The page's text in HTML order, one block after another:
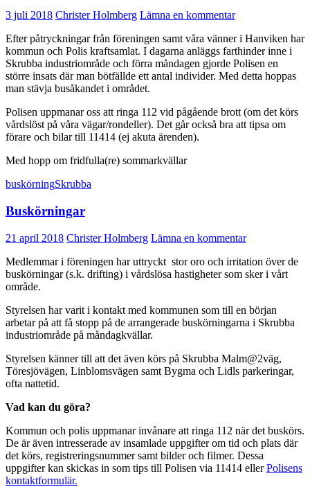
3 juli 2018 Christer Holmberg Lämna en kommentar
Efter påtryckningar från föreningen samt våra vänner i Hanviken har
kommun och Polis kraftsamlat. I dagarna anläggs farthinder inne i
Skrubba industriområde och förra måndagen gjorde Polisen en
större insats där man bötfällde ett antal individer. Med detta hoppas
man stävja busåkandet i området.
Polisen uppmanar oss att ringa 112 vid pågående brott (om det körs
vårdslöst på våra vägar/rondeller). Det går också bra att tipsa om
förare och bilar till 11414 (ej akuta ärenden).
Med hopp om fridfulla(re) sommarkvällar
buskörningSkrubba
Buskörningar
21 april 2018 Christer Holmberg Lämna en kommentar
Medlemmar i föreningen har uttryckt stor oro och irritation över de
buskörningar (s.k. drifting) i vårdslösa hastigheter som sker i vårt
område.
Styrelsen har varit i kontakt med kommunen som till en början
arbetar på att få stopp på de arrangerade buskörningarna i Skrubba
industriområde på måndagkvällar.
Styrelsen känner till att det även körs på Skrubba Malm@2väg,
Töresjövägen, Linblomsvägen samt Bygma och Lidls parkeringar,
ofta nattetid.
Vad kan du göra?
Kommun och polis uppmanar invånare att ringa 112 när det buskörs.
De är även intresserade av insamlade uppgifter om tid och plats där
det körs, registreringsnummer samt bilder och filmer. Dessa
uppgifter kan skickas in som tips till Polisen via 11414 ellerPolisens
kontaktformulär.